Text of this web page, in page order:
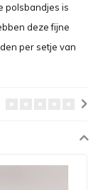
polsbandjes is
deze fijne
per setje van